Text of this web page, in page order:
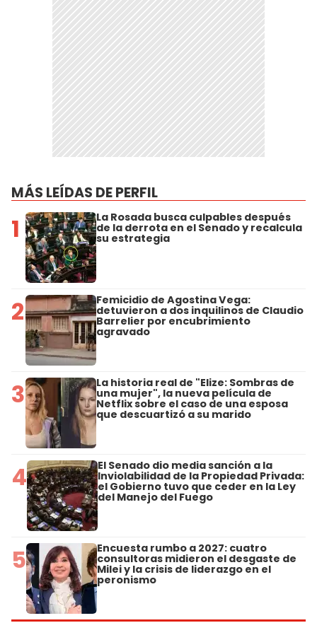
MÁS LEÍDAS DE PERFIL
1 La Rosada busca culpables después
de la derrota en el Senado y recalcula
su estrategia
2 Femicidio de Agostina Vega:
detuvieron a dos inquilinos de Claudio
Barrelier por encubrimiento
agravado
3 La historia real de "Elize: Sombras de
una mujer", la nueva película de
Netflix sobre el caso de una esposa
que descuartizó a su marido
4 El Senado dio media sanción a la
Inviolabilidad de la Propiedad Privada:
el Gobierno tuvo que ceder en la Ley
del Manejo del Fuego
5 Encuesta rumbo a 2027: cuatro
consultoras midieron el desgaste de
Milei y la crisis de liderazgo en el
peronismo